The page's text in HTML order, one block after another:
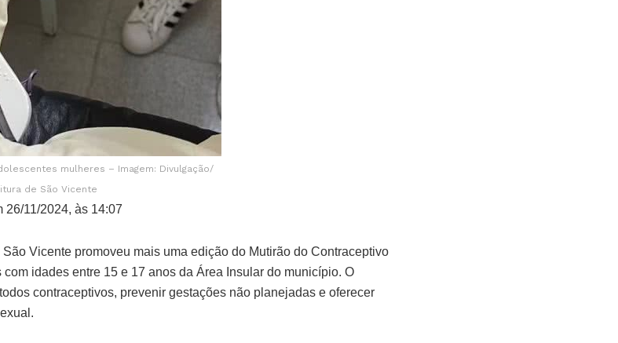
mulheres – Imagem: Divulgação/
de São Vicente
26/11/2024, às 14:07
Vicente promoveu mais uma edição do Mutirão do Contraceptivo
idades entre 15 e 17 anos da Área Insular do município. O
contraceptivos, prevenir gestações não planejadas e oferecer